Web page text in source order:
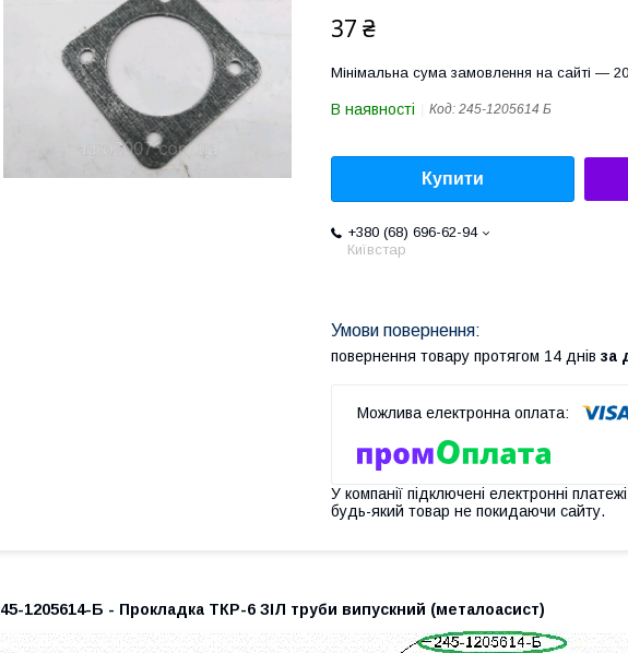
37 ₴
Мінімальна сума замовлення на сайті —
В наявності Код: 245-1205614 Б
Купити
+380 (68) 696-62-94
Київстар
повернення товару протягом 14 днів за
У компанії підключені електронні
будь-який товар не покидаючи сайту.
1205614-Б - Прокладка ТКР-6 ЗІЛ труби випускний (металоасист)